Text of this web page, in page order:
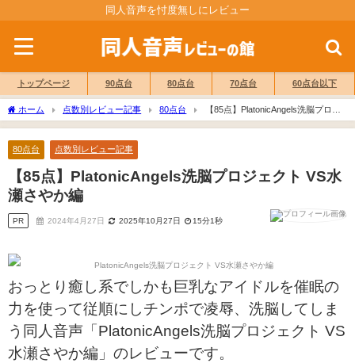
同人音声を忖度無しにレビュー
トップページ 90点台 80点台 70点台 60点台以下
ホーム 点数別レビュー記事 80点台
【85点】PlatonicAngels洗脳プロジ
ェクト VS水瀬さやか編
80点台 点数別レビュー記事
【85点】PlatonicAngels洗脳プロジェクト VS水
瀬さやか編
PR 2024年4月27日 2025年10月27日 15分1秒
おっとり癒し系でしかも巨乳なアイドルを催眠の
力を使って従順にしチンポで凌辱、洗脳してしま
う同人音声「PlatonicAngels洗脳プロジェクト VS
水瀬さやか編」のレビューです。